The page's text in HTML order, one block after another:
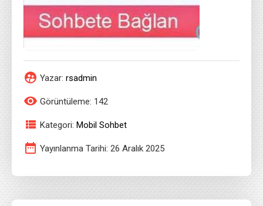
Yazar: rsadmin
Görüntüleme: 142
Kategori: Mobil Sohbet
Yayınlanma Tarihi: 26 Aralık 2025